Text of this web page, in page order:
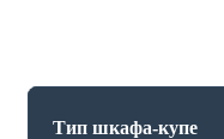
Тип шкафа-купе